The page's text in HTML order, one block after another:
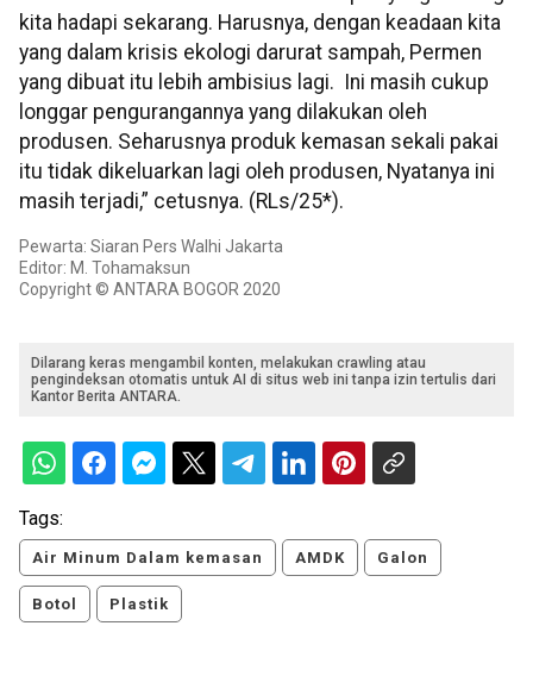
kita hadapi sekarang. Harusnya, dengan keadaan kita
yang dalam krisis ekologi darurat sampah, Permen
yang dibuat itu lebih ambisius lagi. Ini masih cukup
longgar pengurangannya yang dilakukan oleh
produsen. Seharusnya produk kemasan sekali pakai
itu tidak dikeluarkan lagi oleh produsen, Nyatanya ini
masih terjadi,” cetusnya. (RLs/25*).
Pewarta: Siaran Pers Walhi Jakarta
Editor: M. Tohamaksun
Copyright © ANTARA BOGOR 2020
Dilarang keras mengambil konten, melakukan crawling atau
pengindeksan otomatis untuk AI di situs web ini tanpa izin tertulis dari
Kantor Berita ANTARA.
Tags:
Air Minum Dalam kemasan AMDK Galon
Botol Plastik